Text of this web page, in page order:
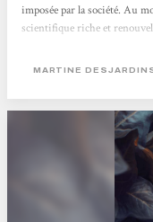
imposée par la société. Au
scientifique riche et
Mathilde Ciulla
MARTINE